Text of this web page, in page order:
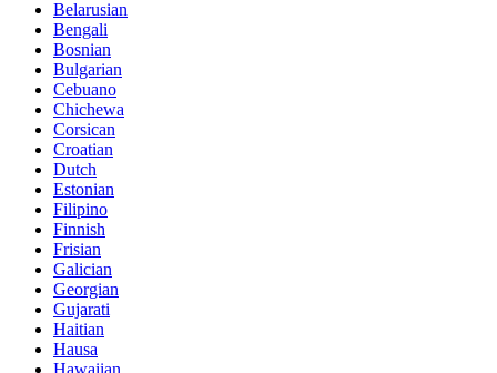
Belarusian
Bengali
Bosnian
Bulgarian
Cebuano
Chichewa
Corsican
Croatian
Dutch
Estonian
Filipino
Finnish
Frisian
Galician
Georgian
Gujarati
Haitian
Hausa